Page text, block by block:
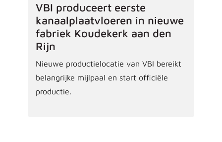
VBI produceert eerste
kanaalplaatvloeren in nieuwe
fabriek Koudekerk aan den
Rijn
Nieuwe productielocatie van VBI bereikt
belangrijke mijlpaal en start officiële
productie.